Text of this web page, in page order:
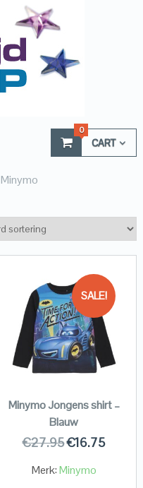
CART
0
Minymo
SALE!
Minymo Jongens shirt –
Blauw
€27.95€16.75
Merk:Minymo